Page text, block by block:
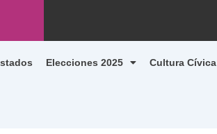
Elecciones 2025 Cultura Cívica